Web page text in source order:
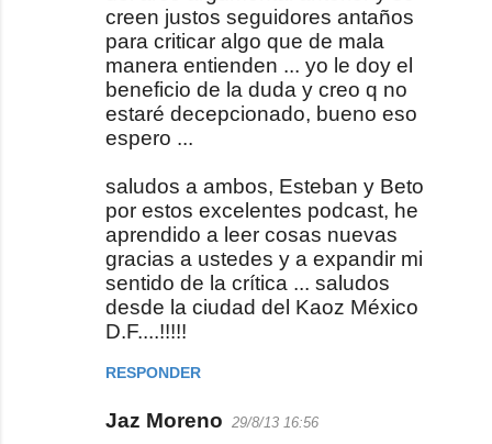
creen justos seguidores antaños
para criticar algo que de mala
manera entienden ... yo le doy el
beneficio de la duda y creo q no
estaré decepcionado, bueno eso
espero ...
saludos a ambos, Esteban y Beto
por estos excelentes podcast, he
aprendido a leer cosas nuevas
gracias a ustedes y a expandir mi
sentido de la crítica ... saludos
desde la ciudad del Kaoz México
D.F....!!!!!
RESPONDER
Jaz Moreno 29/8/13 16:56